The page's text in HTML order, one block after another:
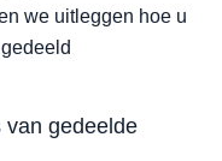
we uitleggen hoe u
van gedeelde